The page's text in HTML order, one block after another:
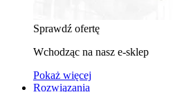
Sprawdź ofertę
Wchodząc na nasz e-sklep
Pokaż więcej
Rozwiązania